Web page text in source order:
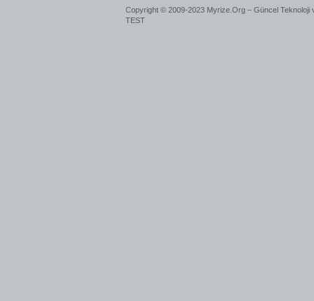
Copyright © 2009-2023 Myrize.Org – Güncel Teknoloji
TEST